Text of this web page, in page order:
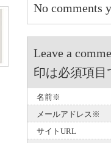
No comments
Leave a
印は必須項目
名前※
メールアドレス※
サイトURL